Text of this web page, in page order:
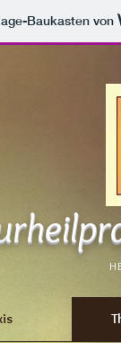
Baukasten von